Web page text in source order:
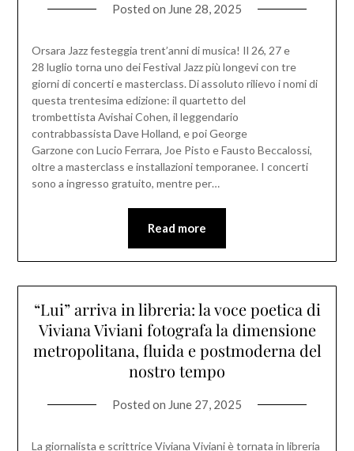
Posted on June 28, 2025
Orsara Jazz festeggia trent’anni di musica! Il 26, 27 e
28 luglio torna uno dei Festival Jazz più longevi con tre
giorni di concerti e masterclass. Di assoluto rilievo i nomi di
questa trentesima edizione: il quartetto del
trombettista Avishai Cohen, il leggendario
contrabbassista Dave Holland, e poi George
Garzone con Lucio Ferrara, Joe Pisto e Fausto Beccalossi,
oltre a masterclass e installazioni temporanee. I concerti
sono a ingresso gratuito, mentre per…
Read more
“Lui” arriva in libreria: la voce poetica di
Viviana Viviani fotografa la dimensione
metropolitana, fluida e postmoderna del
nostro tempo
Posted on June 27, 2025
La giornalista e scrittrice Viviana Viviani è tornata in libreria